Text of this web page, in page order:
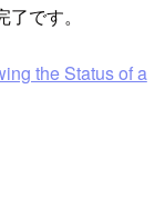
です。
the Status of a